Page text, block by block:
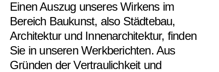
Einen Auszug unseres Wirkens im
Bereich Baukunst, also Städtebau,
Architektur und Innenarchitektur, finden
Sie in unseren Werkberichten. Aus
Gründen der Vertraulichkeit und